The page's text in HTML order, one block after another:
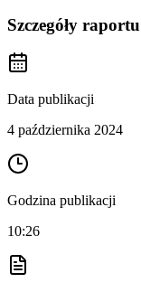
Szczegóły raportu
Data publikacji
4 października 2024
Godzina publikacji
10:26